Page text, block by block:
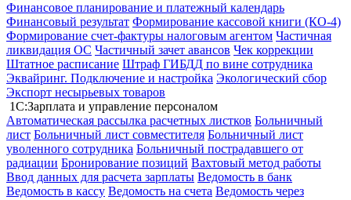
Финансовое планирование и платежный календарь
Финансовый результат Формирование кассовой книги (КО-4)
Формирование счет-фактуры налоговым агентом Частичная
ликвидация ОС Частичный зачет авансов Чек коррекции
Штатное расписание Штраф ГИБДД по вине сотрудника
Эквайринг. Подключение и настройка Экологический сбор
Экспорт несырьевых товаров
1С:Зарплата и управление персоналом
Автоматическая рассылка расчетных листков Больничный
лист Больничный лист совместителя Больничный лист
уволенного сотрудника Больничный пострадавшего от
радиации Бронирование позиций Вахтовый метод работы
Ввод данных для расчета зарплаты Ведомость в банк
Ведомость в кассу Ведомость на счета Ведомость через